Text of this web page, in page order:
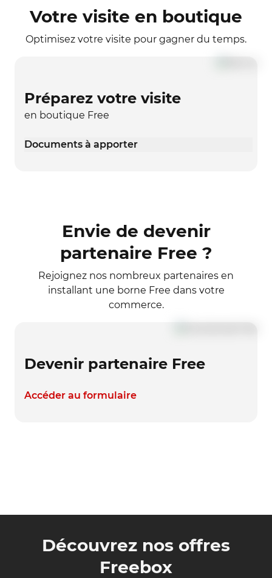
Votre visite en boutique
Optimisez votre visite pour gagner du temps.
Préparez votre visite
en boutique Free
Documents à apporter
Envie de devenir
partenaire Free ?
Rejoignez nos nombreux partenaires en
installant une borne Free dans votre
commerce.
Devenir partenaire Free
Accéder au formulaire
Découvrez nos offres
Freebox